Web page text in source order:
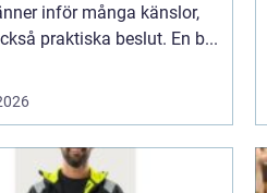
inför många känslor,
praktiska beslut. En b...